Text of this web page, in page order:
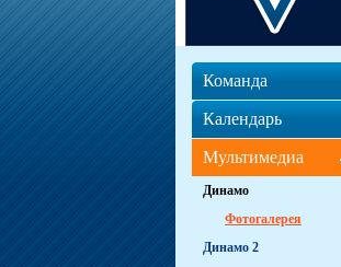
Команда
Календарь
Мультимедиа
Динамо
Фотогалерея
Динамо 2